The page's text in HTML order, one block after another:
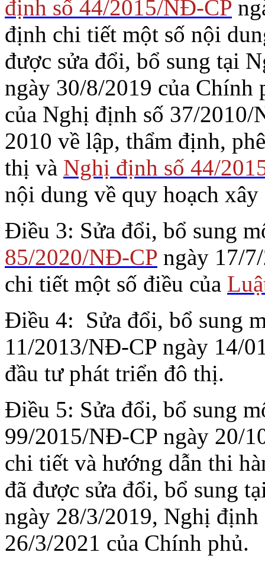
định số 44/2015/NĐ-CP
định chi tiết một số nội
được sửa đổi, bổ sung tại
ngày 30/8/2019 của Chính
của Nghị định số 37/2010/
2010 về lập, thẩm định,
thị và Nghị định số 44/
nội dung về quy hoạch xây
Điều 3: Sửa đổi, bổ sung
85/2020/NĐ-CP ngày 17/
chi tiết một số điều của
Điều 4: Sửa đổi, bổ sung
11/2013/NĐ-CP ngày 14/
đầu tư phát triển đô thị.
Điều 5: Sửa đổi, bổ sung
99/2015/NĐ-CP ngày 20/
chi tiết và hướng dẫn thi
đã được sửa đổi, bổ sung
ngày 28/3/2019, Nghị
26/3/2021 của Chính phủ.